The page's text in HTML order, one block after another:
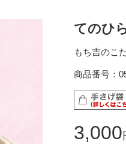
てのひ
もち吉のこ
商品番号：
3,000